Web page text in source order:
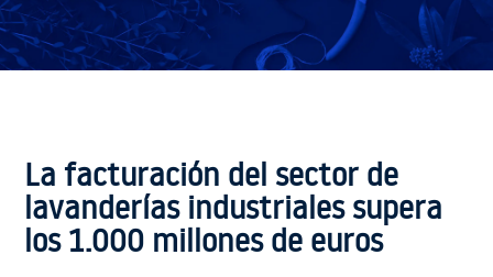
La facturación del sector de
lavanderías industriales supera
los 1.000 millones de euros